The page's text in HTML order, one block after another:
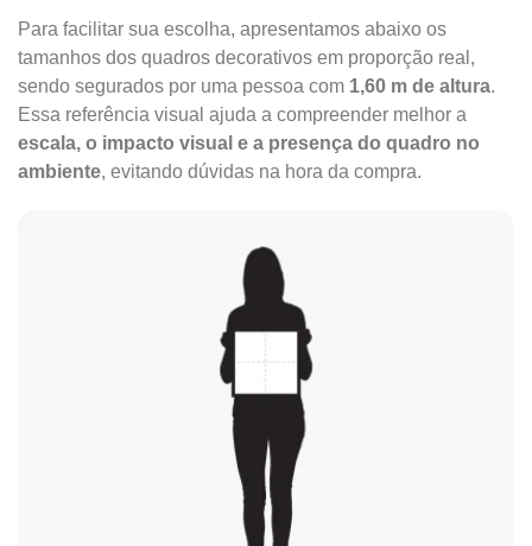
Para facilitar sua escolha, apresentamos abaixo os
tamanhos dos quadros decorativos em proporção real,
sendo segurados por uma pessoa com 1,60 m de altura.
Essa referência visual ajuda a compreender melhor a
escala, o impacto visual e a presença do quadro no
ambiente, evitando dúvidas na hora da compra.